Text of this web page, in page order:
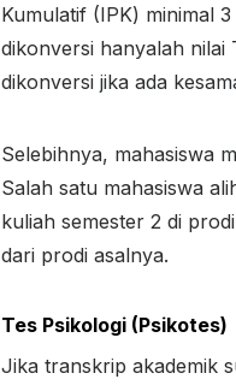
Kumulatif (IPK) minimal
dikonversi hanyalah nilai
dikonversi jika ada
Selebihnya, mahasiswa
Salah satu mahasiswa
kuliah semester 2 di
dari prodi asalnya.
Tes Psikologi (Psikotes)
Jika transkrip akademik